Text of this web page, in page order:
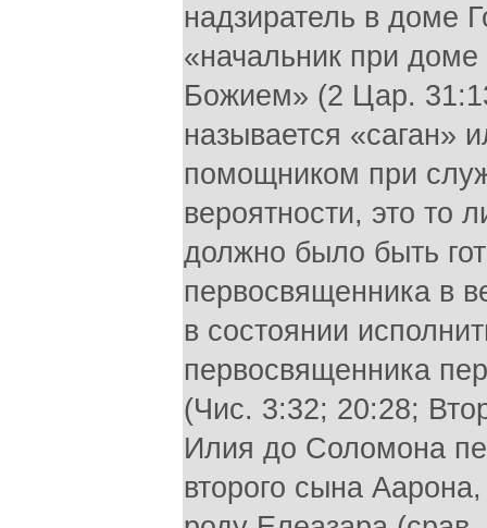
надзиратель в доме
«начальник при
Божием» (2 Цар.
называется «саган»
помощником при
вероятности, это то
должно было быть
первосвященника в
в состоянии
первосвященника
(Чис. 3:32; 20:28;
Илия до Соломона
второго сына